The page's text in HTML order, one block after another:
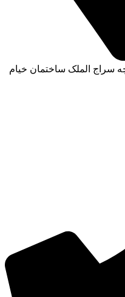
سراج الملک ساختمان خیام